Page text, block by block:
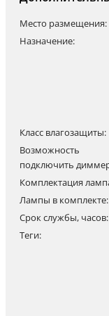
Место размещения:
Назначение:
Класс влагозащиты:
Возможность
подключить
Комплектация
Лампы в комплекте:
Срок службы, часов:
Теги: